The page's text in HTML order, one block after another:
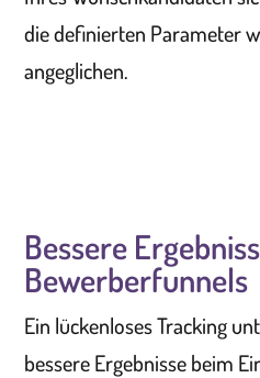
die definierten Parameter
angeglichen.
Bessere
Bewerberfunnels
Ein lückenloses Tracking
bessere Ergebnisse beim